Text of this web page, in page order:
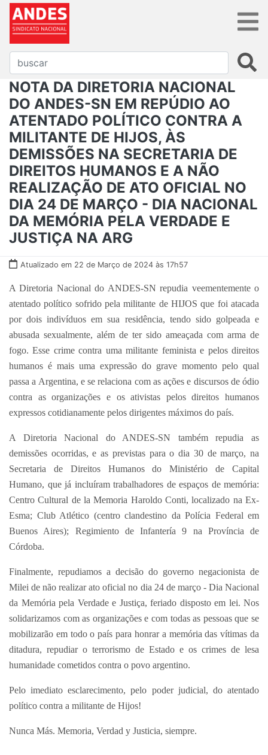
NOTA DA DIRETORIA NACIONAL
DO ANDES-SN EM REPÚDIO AO
ATENTADO POLÍTICO CONTRA A
MILITANTE DE HIJOS, ÀS
DEMISSÕES NA SECRETARIA DE
DIREITOS HUMANOS E A NÃO
REALIZAÇÃO DE ATO OFICIAL NO
DIA 24 DE MARÇO - DIA NACIONAL
DA MEMÓRIA PELA VERDADE E
JUSTIÇA NA ARG
Atualizado em 22 de Março de 2024 às 17h57
A Diretoria Nacional do ANDES-SN repudia veementemente o
atentado político sofrido pela militante de HIJOS que foi atacada
por dois indivíduos em sua residência, tendo sido golpeada e
abusada sexualmente, além de ter sido ameaçada com arma de
fogo. Esse crime contra uma militante feminista e pelos direitos
humanos é mais uma expressão do grave momento pelo qual
passa a Argentina, e se relaciona com as ações e discursos de ódio
contra as organizações e os ativistas pelos direitos humanos
expressos cotidianamente pelos dirigentes máximos do país.
A Diretoria Nacional do ANDES-SN também repudia as
demissões ocorridas, e as previstas para o dia 30 de março, na
Secretaria de Direitos Humanos do Ministério de Capital
Humano, que já incluíram trabalhadores de espaços de memória:
Centro Cultural de la Memoria Haroldo Conti, localizado na Ex-
Esma; Club Atlético (centro clandestino da Polícia Federal em
Buenos Aires); Regimiento de Infantería 9 na Província de
Córdoba.
Finalmente, repudiamos a decisão do governo negacionista de
Milei de não realizar ato oficial no dia 24 de março - Dia Nacional
da Memória pela Verdade e Justiça, feriado disposto em lei. Nos
solidarizamos com as organizações e com todas as pessoas que se
mobilizarão em todo o país para honrar a memória das vítimas da
ditadura, repudiar o terrorismo de Estado e os crimes de lesa
humanidade cometidos contra o povo argentino.
Pelo imediato esclarecimento, pelo poder judicial, do atentado
político contra a militante de Hijos!
Nunca Más. Memoria, Verdad y Justicia, siempre.